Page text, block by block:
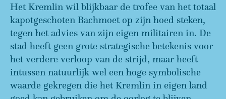
Het Kremlin wil blijkbaar de trofee van het totaal
kapotgeschoten Bachmoet op zijn hoed steken,
tegen het advies van zijn eigen militairen in. De
stad heeft geen grote strategische betekenis voor
het verdere verloop van de strijd, maar heeft
intussen natuurlijk wel een hoge symbolische
waarde gekregen die het Kremlin in eigen land